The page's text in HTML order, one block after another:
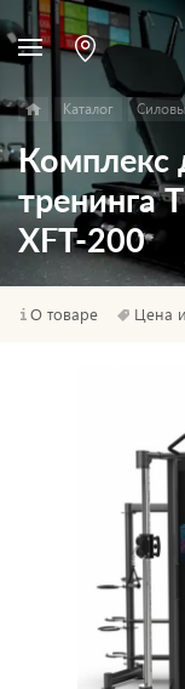
Каталог
Комплекс
тренинга
XFT-200
О товаре Цена